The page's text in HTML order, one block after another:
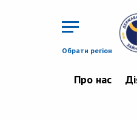
Обрати регіон
Про нас